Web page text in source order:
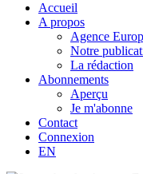
Accueil
A propos
Agence
Notre
La rédaction
Abonnements
Aperçu
Je m'abonne
Contact
Connexion
EN